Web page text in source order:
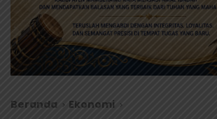
Beranda Ekonomi